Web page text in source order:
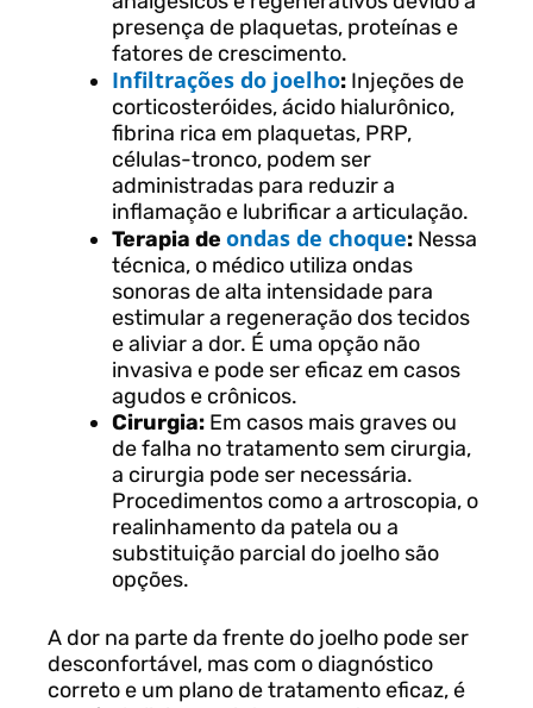
presença de plaquetas, proteínas e
fatores de crescimento.
Infiltrações do joelho: Injeções de
corticosteróides, ácido hialurônico,
fibrina rica em plaquetas, PRP,
células-tronco, podem ser
administradas para reduzir a
inflamação e lubrificar a articulação.
Terapia de ondas de choque: Nessa
técnica, o médico utiliza ondas
sonoras de alta intensidade para
estimular a regeneração dos tecidos
e aliviar a dor. É uma opção não
invasiva e pode ser eficaz em casos
agudos e crônicos.
Cirurgia: Em casos mais graves ou
de falha no tratamento sem cirurgia,
a cirurgia pode ser necessária.
Procedimentos como a artroscopia, o
realinhamento da patela ou a
substituição parcial do joelho são
opções.
A dor na parte da frente do joelho pode ser
desconfortável, mas com o diagnóstico
correto e um plano de tratamento eficaz, é